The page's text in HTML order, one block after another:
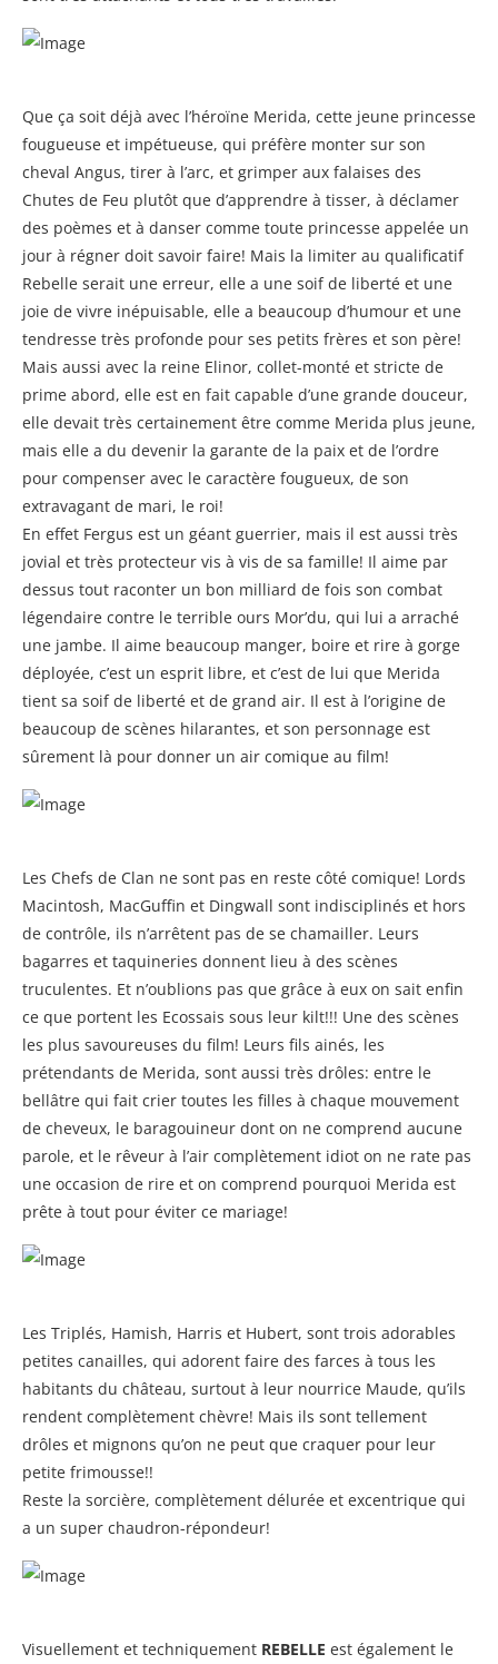
Que ça soit déjà avec l’héroïne Merida, cette jeune princesse
fougueuse et impétueuse, qui préfère monter sur son
cheval Angus, tirer à l’arc, et grimper aux falaises des
Chutes de Feu plutôt que d’apprendre à tisser, à déclamer
des poèmes et à danser comme toute princesse appelée un
jour à régner doit savoir faire! Mais la limiter au qualificatif
Rebelle serait une erreur, elle a une soif de liberté et une
joie de vivre inépuisable, elle a beaucoup d’humour et une
tendresse très profonde pour ses petits frères et son père!
Mais aussi avec la reine Elinor, collet-monté et stricte de
prime abord, elle est en fait capable d’une grande douceur,
elle devait très certainement être comme Merida plus jeune,
mais elle a du devenir la garante de la paix et de l’ordre
pour compenser avec le caractère fougueux, de son
extravagant de mari, le roi!
En effet Fergus est un géant guerrier, mais il est aussi très
jovial et très protecteur vis à vis de sa famille! Il aime par
dessus tout raconter un bon milliard de fois son combat
légendaire contre le terrible ours Mor’du, qui lui a arraché
une jambe. Il aime beaucoup manger, boire et rire à gorge
déployée, c’est un esprit libre, et c’est de lui que Merida
tient sa soif de liberté et de grand air. Il est à l’origine de
beaucoup de scènes hilarantes, et son personnage est
sûrement là pour donner un air comique au film!
Les Chefs de Clan ne sont pas en reste côté comique! Lords
Macintosh, MacGuffin et Dingwall sont indisciplinés et hors
de contrôle, ils n’arrêtent pas de se chamailler. Leurs
bagarres et taquineries donnent lieu à des scènes
truculentes. Et n’oublions pas que grâce à eux on sait enfin
ce que portent les Ecossais sous leur kilt!!! Une des scènes
les plus savoureuses du film! Leurs fils ainés, les
prétendants de Merida, sont aussi très drôles: entre le
bellâtre qui fait crier toutes les filles à chaque mouvement
de cheveux, le baragouineur dont on ne comprend aucune
parole, et le rêveur à l’air complètement idiot on ne rate pas
une occasion de rire et on comprend pourquoi Merida est
prête à tout pour éviter ce mariage!
Les Triplés, Hamish, Harris et Hubert, sont trois adorables
petites canailles, qui adorent faire des farces à tous les
habitants du château, surtout à leur nourrice Maude, qu’ils
rendent complètement chèvre! Mais ils sont tellement
drôles et mignons qu’on ne peut que craquer pour leur
petite frimousse!!
Reste la sorcière, complètement délurée et excentrique qui
a un super chaudron-répondeur!
Visuellement et techniquement REBELLE est également le